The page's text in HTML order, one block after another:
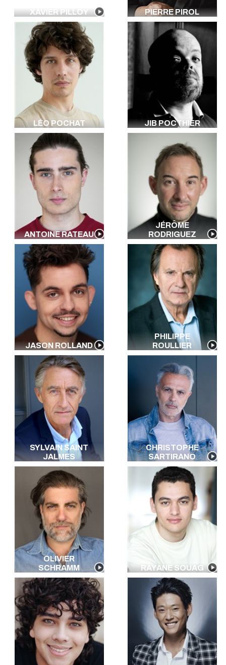
XAVIER PILLOY PIERRE PIROL
LÉO POCHAT JIB POCTHIER
ANTOINE RATEAU
JÉRÔME
RODRIGUEZ
JASON ROLLAND
PHILIPPE
ROULLIER
SYLVAIN SAINT
JALMES
CHRISTOPHE
SARTIRANO
OLIVIER
SCHRAMM
RAYANE SOUAG